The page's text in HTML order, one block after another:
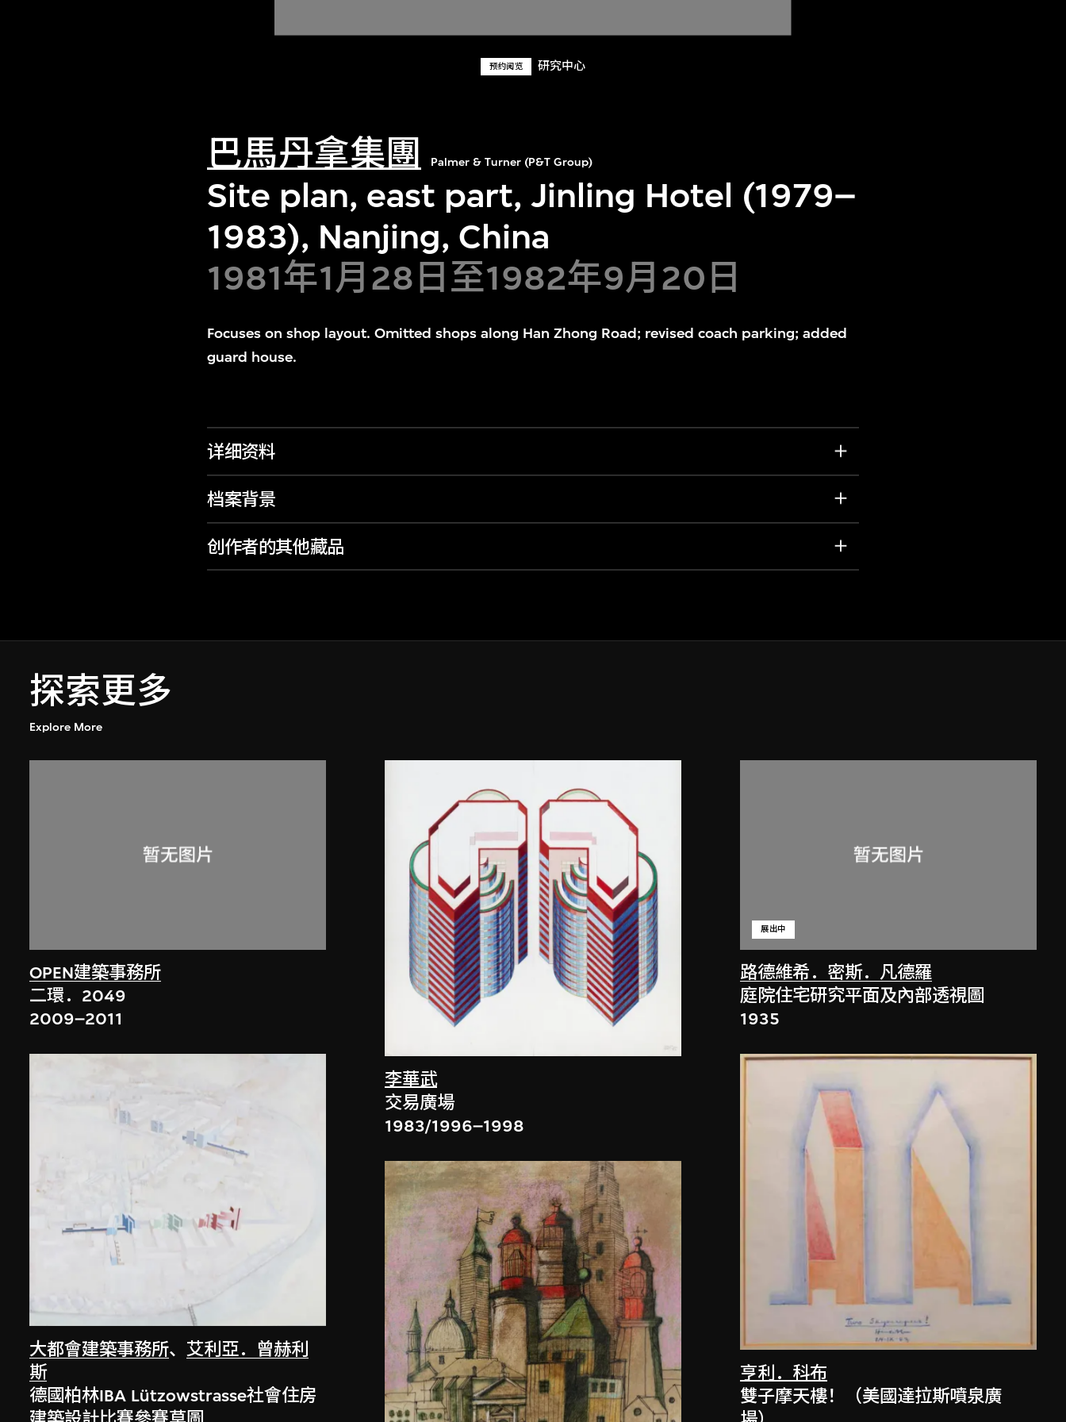
预约阅览 研究中心
巴馬丹拿集團 Palmer & Turner (P&T Group)
Site plan, east part, Jinling Hotel (1979–
1983), Nanjing, China
1981年1月28日至1982年9月20日
Focuses on shop layout. Omitted shops along Han Zhong Road; revised coach parking; added
guard house.
详细资料
档案背景
创作者的其他藏品
探索更多
Explore More
OPEN建築事務所
二環．2049
2009–2011
大都會建築事務所、艾利亞．曾赫利
斯
德國柏林IBA Lützowstrasse社會住房
李華武
交易廣場
1983/1996–1998
路德維希．密斯．凡德羅
展出中
庭院住宅研究平面及內部透視圖
1935
亨利．科布
雙子摩天樓！（美國達拉斯噴泉廣